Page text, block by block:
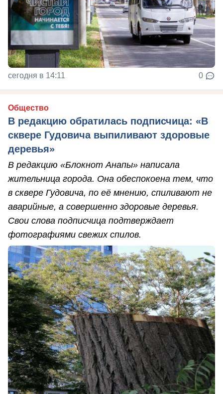
сегодня в 14:11 0
Общество
В редакцию обратилась подписчица: «В
сквере Гудовича выпиливают здоровые
деревья»
В редакцию «Блокнот Анапы» написала
жительница города. Она обеспокоена тем, что
в сквере Гудовича, по её мнению, спиливают не
аварийные, а совершенно здоровые деревья.
Свои слова подписчица подтверждает
фотографиями свежих спилов.